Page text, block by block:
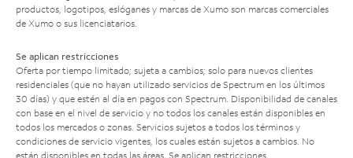
productos, logotipos, eslóganes y marcas de Xumo son marcas comerciales
de Xumo o sus licenciatarios.
Se aplican restricciones
Oferta por tiempo limitado; sujeta a cambios; solo para nuevos clientes
residenciales (que no hayan utilizado servicios de Spectrum en los últimos
30 días) y que estén al día en pagos con Spectrum. Disponibilidad de canales
con base en el nivel de servicio y no todos los canales están disponibles en
todos los mercados o zonas. Servicios sujetos a todos los términos y
condiciones de servicio vigentes, los cuales están sujetos a cambios. No
están disponibles en todas las áreas. Se aplican restricciones.